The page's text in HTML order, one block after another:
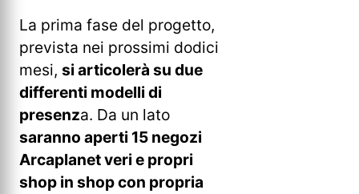
La prima fase del progetto,
prevista nei prossimi dodici
mesi, si articolerà su due
differenti modelli di
presenza. Da un lato
saranno aperti 15 negozi
Arcaplanet veri e propri
shop in shop con propria